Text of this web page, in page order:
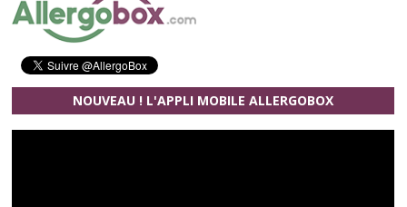
NOUVEAU ! L'APPLI MOBILE ALLERGOBOX